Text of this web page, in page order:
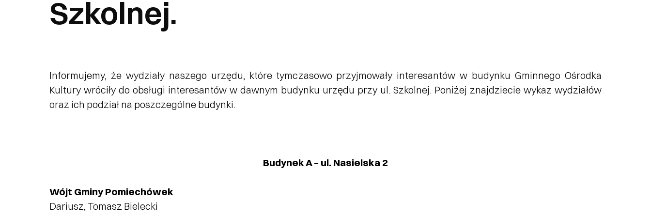
Szkolnej.
Informujemy, że wydziały naszego urzędu, które tymczasowo przyjmowały interesantów w budynku Gminnego Ośrodka
Kultury wróciły do obsługi interesantów w dawnym budynku urzędu przy ul. Szkolnej. Poniżej znajdziecie wykaz wydziałów
oraz ich podział na poszczególne budynki.
Budynek A – ul. Nasielska 2
Wójt Gminy Pomiechówek
Dariusz, Tomasz Bielecki